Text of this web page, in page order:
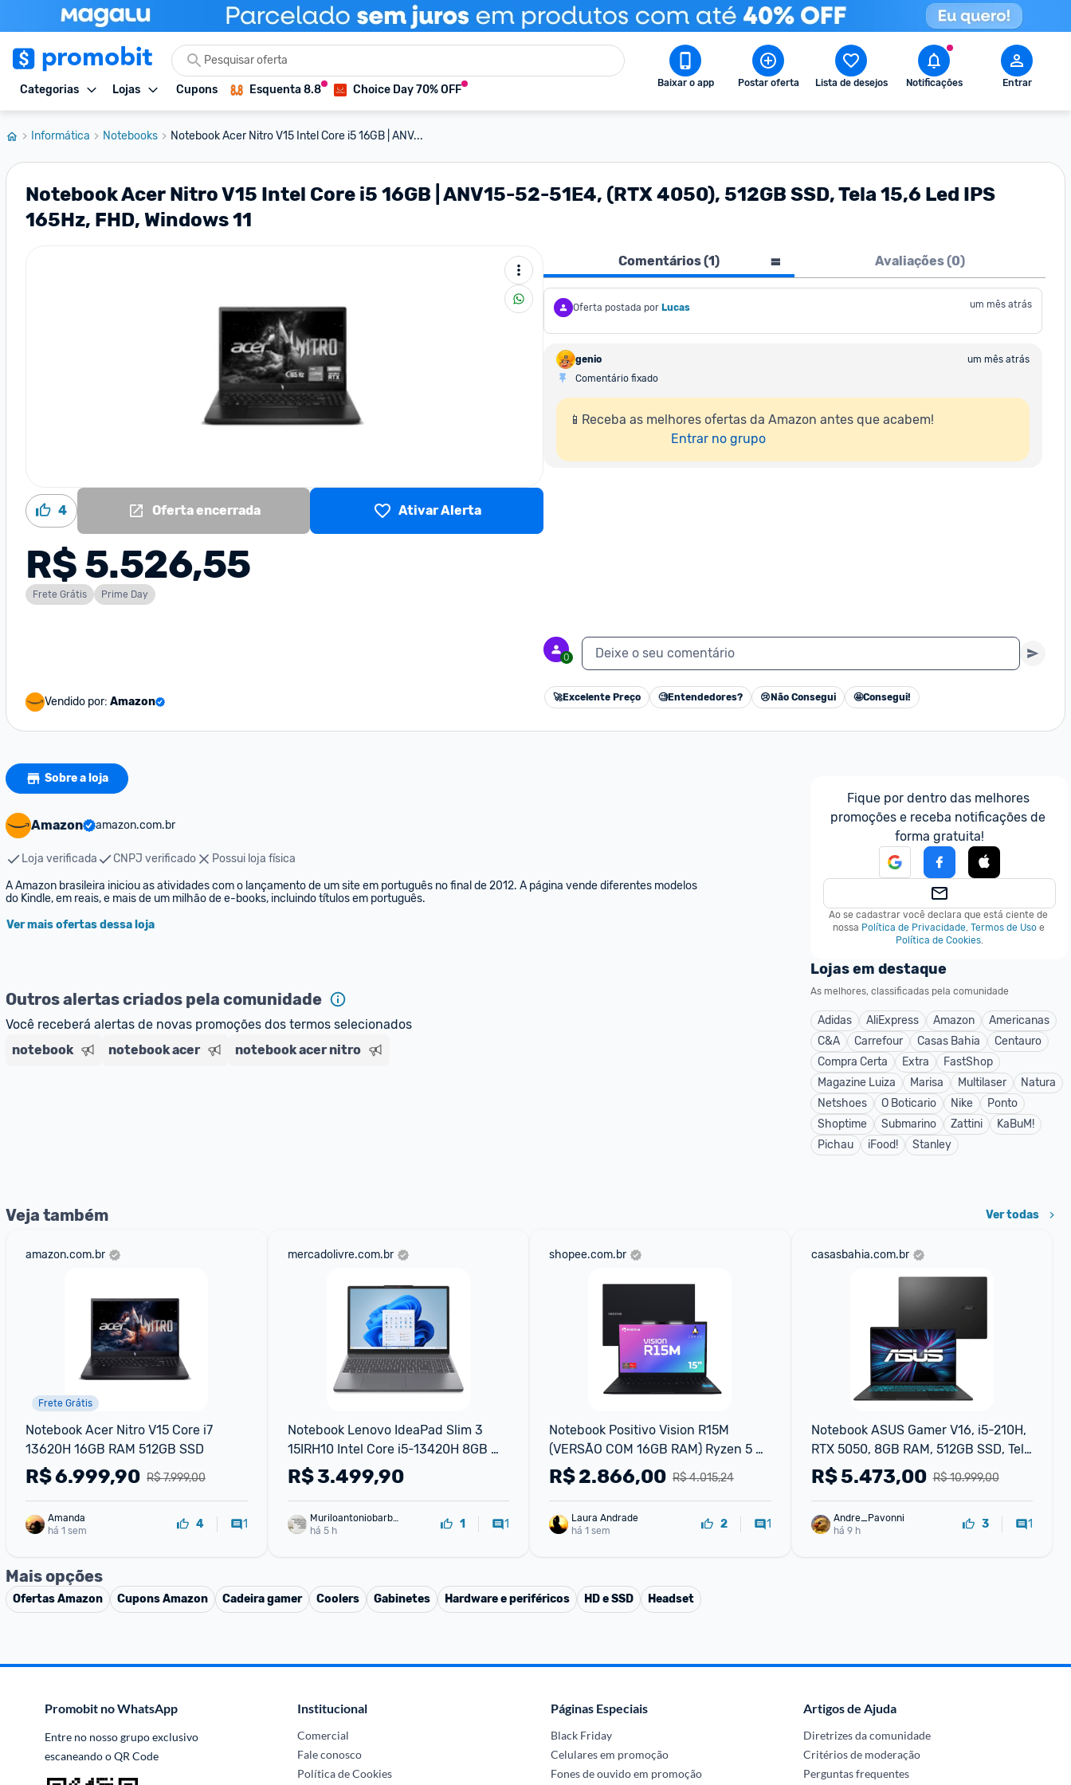
Categorias Lojas Cupons Esquenta 8.8 Choice Day 70% OFF Baixar o app Postar oferta Lista de desejos Notificações Entrar
Informática Notebooks Notebook Acer Nitro V15 Intel Core i5 16GB | ANV...
Notebook Acer Nitro V15 Intel Core i5 16GB | ANV15-52-51E4, (RTX 4050), 512GB SSD, Tela 15,6 Led IPS
165Hz, FHD, Windows 11
4 Oferta encerrada Ativar Alerta
R$ 5.526,55
Frete Grátis Prime Day
Vendido por: Amazon
Comentários (1) Avaliações (0)
Oferta postada por Lucas um mês atrás
genio
um mês atrás
Comentário fixado
📱Receba as melhores ofertas da Amazon antes que acabem!
Entrar no grupo
0 Deixe o seu comentário
🚀Excelente Preço 🧐Entendedores? 😢 Não Consegui 🤩Consegui!
Sobre a loja
Amazon amazon.com.br
Loja verificada CNPJ verificado
Possui loja física
A Amazon brasileira iniciou as atividades com o lançamento de um site em português no final de 2012. A página vende diferentes modelos
do Kindle, em reais, e mais de um milhão de e-books, incluindo títulos em português.
Ver mais ofertas dessa loja
Outros alertas criados pela comunidade
Você receberá alertas de novas promoções dos termos selecionados
notebook
notebook acer notebook acer nitro
Fique por dentro das melhores
promoções e receba notificações de
forma gratuita!
Ao se cadastrar você declara que está ciente de
nossa Política de Privacidade, Termos de Uso e
Política de Cookies.
Lojas em destaque
As melhores, classificadas pela comunidade
Adidas AliExpress Amazon
Americanas
C&A
Carrefour Casas Bahia
Centauro
Compra Certa
Extra
FastShop
Magazine Luiza
Marisa Multilaser
Natura
Netshoes
O Boticario Nike
Ponto
Shoptime
Submarino Zattini
KaBuM!
Pichau
iFood! Stanley
Veja também Ver todas
amazon.com.br
Frete Grátis
Notebook Acer Nitro V15 Core i7
13620H 16GB RAM 512GB SSD
R$ 7.999,00
R$6.999,90
Amanda
há 1 sem
4 1
mercadolivre.com.br
Notebook Lenovo IdeaPad Slim 3
15IRH10 Intel Core i5-13420H 8GB
512GB SSD Windows 11 15.3" -
83NS0002BR Luna Grey
R$3.499,90
Muriloantoniobarbo
sa
há 5 h 1 1
shopee.com.br
Notebook Positivo Vision R15M
(VERSÃO COM 16GB RAM) Ryzen 5
5625U Painel IPS 16gb RAM
EXPANSÍVEL ATÉ 64GB 512gb
R$ 4.015,24
R$2.866,00
Laura Andrade
há 1 sem
2 1
casasbahia.com.br
Notebook ASUS Gamer V16, i5-210H,
RTX 5050, 8GB RAM, 512GB SSD, Tela
16"FHD 144Hz, Linux
R$ 10.999,00
R$5.473,00
Andre_Pavonni
há 9 h
3 1
Mais opções
OfertasAmazon CuponsAmazon Cadeira gamer Coolers Gabinetes Hardware e periféricos HD e SSD Headset
Promobit no WhatsApp
Entre no nosso grupo exclusivo
escaneando o QR Code
Institucional
Comercial
Fale conosco
Política de Cookies
Páginas Especiais
Black Friday
Celulares em promoção
Fones de ouvido em promoção
Artigos de Ajuda
Diretrizes da comunidade
Critérios de moderação
Perguntas frequentes